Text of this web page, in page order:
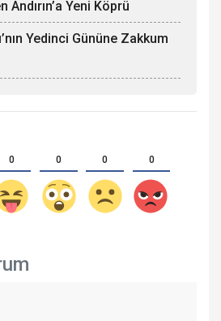
Andırın’a Yeni Köprü
Yedinci Gününe Zakkum
0 0 0 0